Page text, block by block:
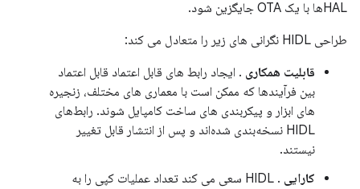
HAL‌ها با یک OTA جایگزین شود.
طراحی HIDL نگرانی های زیر را متعادل می کند:
قابلیت همکاری . ایجاد رابط های قابل اعتماد قابل اعتماد
بین فرآیندها که ممکن است با معماری های مختلف، زنجیره
های ابزار و پیکربندی های ساخت کامپایل شوند. رابط‌های
HIDL نسخه‌بندی شده‌اند و پس از انتشار قابل تغییر
نیستند.
کارایی
. HIDL سعی می کند تعداد عملیات کپی را به